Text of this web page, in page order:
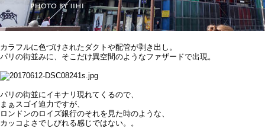
カラフルに色づけされたダクトや配管が剥き出し。
パリの街並みに、そこだけ異空間のようなファザードで出現。
パリの街並にイキナリ現れてくるので、
まぁスゴイ迫力ですが、
ロンドンのロイズ銀行のそれを見た時のような、
カッコよさでしびれる感じではない。。